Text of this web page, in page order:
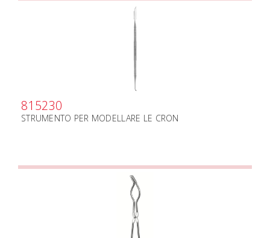
815230
STRUMENTO PER MODELLARE LE CRON